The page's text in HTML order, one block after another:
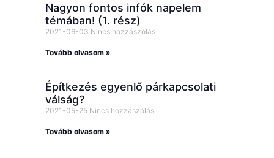
Nagyon fontos infók napelem
témában! (1. rész)
2021-06-03 Nincs hozzászólás
Tovább olvasom »
Építkezés egyenlő párkapcsolati
válság?
2021-05-25 Nincs hozzászólás
Tovább olvasom »